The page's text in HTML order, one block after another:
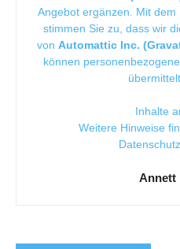
Angebot ergänzen. Mit
stimmen Sie zu, dass wir
von Automattic Inc.
können
Inhalte
Weitere Hinweise
Annett